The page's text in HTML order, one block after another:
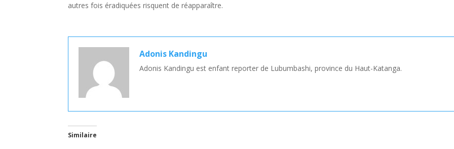
autres fois éradiquées risquent de réapparaître.
Adonis Kandingu
Adonis Kandingu est enfant reporter de Lubumbashi, province du Haut-Katanga.
Similaire